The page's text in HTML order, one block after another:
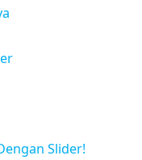
Slider!